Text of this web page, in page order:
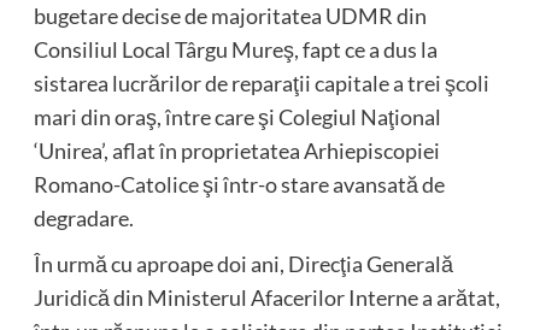
bugetare decise de majoritatea UDMR din
Consiliul Local Târgu Mureş, fapt ce a dus la
sistarea lucrărilor de reparaţii capitale a trei şcoli
mari din oraş, între care şi Colegiul Naţional
‘Unirea’, aflat în proprietatea Arhiepiscopiei
Romano-Catolice şi într-o stare avansată de
degradare.
În urmă cu aproape doi ani, Direcţia Generală
Juridică din Ministerul Afacerilor Interne a arătat,